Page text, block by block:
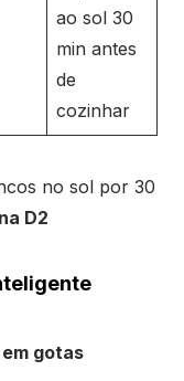
ao sol 30
min antes
de
cozinhar
no sol por 30
D2
gotas